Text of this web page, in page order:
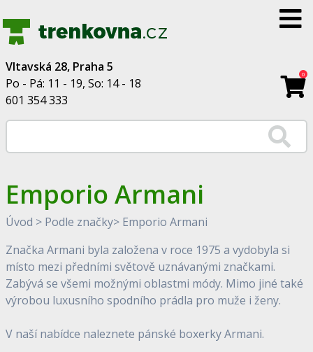
Vltavská 28, Praha 5
Po - Pá: 11 - 19, So: 14 - 18
601 354 333
0
Emporio Armani
Úvod > Podle značky> Emporio Armani
Značka Armani byla založena v roce 1975 a vydobyla si
místo mezi předními světově uznávanými značkami.
Zabývá se všemi možnými oblastmi módy. Mimo jiné také
výrobou luxusního spodního prádla pro muže i ženy.
V naší nabídce naleznete pánské boxerky Armani.